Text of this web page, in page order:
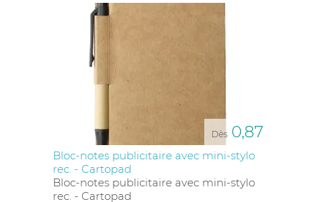
Dès 0,87
Bloc-notes publicitaire avec mini-stylo
rec. - Cartopad
Bloc-notes publicitaire avec mini-stylo
rec. - Cartopad